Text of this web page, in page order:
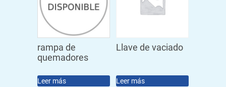
rampa de
quemadores
Leer más
Llave de vaciado
Leer más